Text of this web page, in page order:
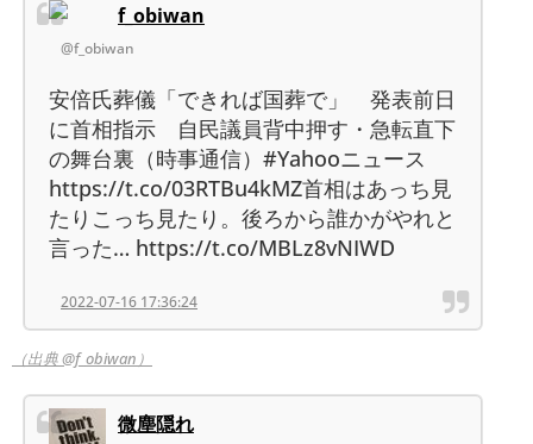
f_obiwan
@f_obiwan
安倍氏葬儀「できれば国葬で」 発表前日
に首相指示 自民議員背中押す・急転直下
の舞台裏（時事通信）#Yahooニュース
https://t.co/03RTBu4kMZ首相はあっち見
たりこっち見たり。後ろから誰かがやれと
言った… https://t.co/MBLz8vNIWD
2022-07-16 17:36:24
（出典 @f_obiwan）
微塵隠れ